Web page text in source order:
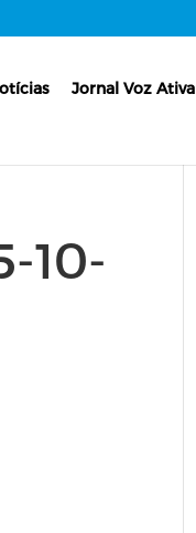
Jornal Voz Ativa
10-